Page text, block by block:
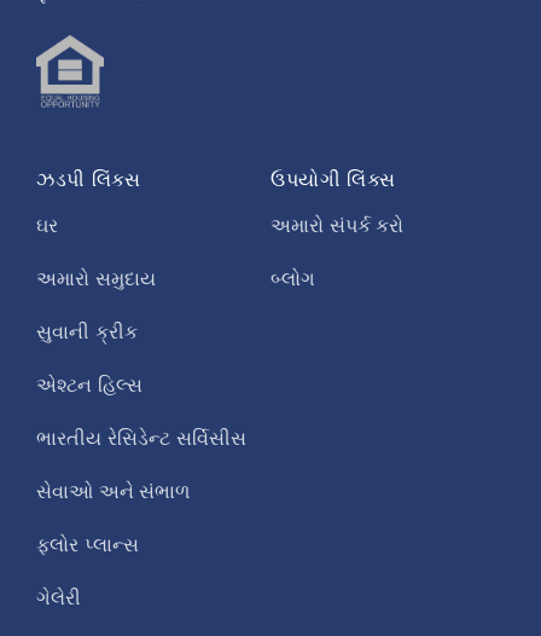
ઝડપી લિંક્સ
ઘર
અમારો સમુદાય
સુવાની ક્રીક
એશ્ટન હિલ્સ
ભારતીય રેસિડેન્ટ સર્વિસીસ
સેવાઓ અને સંભાળ
ફ્લોર પ્લાન્સ
ગેલેરી
ઉપયોગી લિંક્સ
અમારો સંપર્ક કરો
બ્લોગ